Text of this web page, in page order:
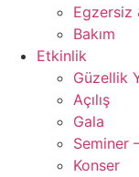
Egzersiz
Bakım
Etkinlik
Güzellik
Açılış
Gala
Seminer
Konser